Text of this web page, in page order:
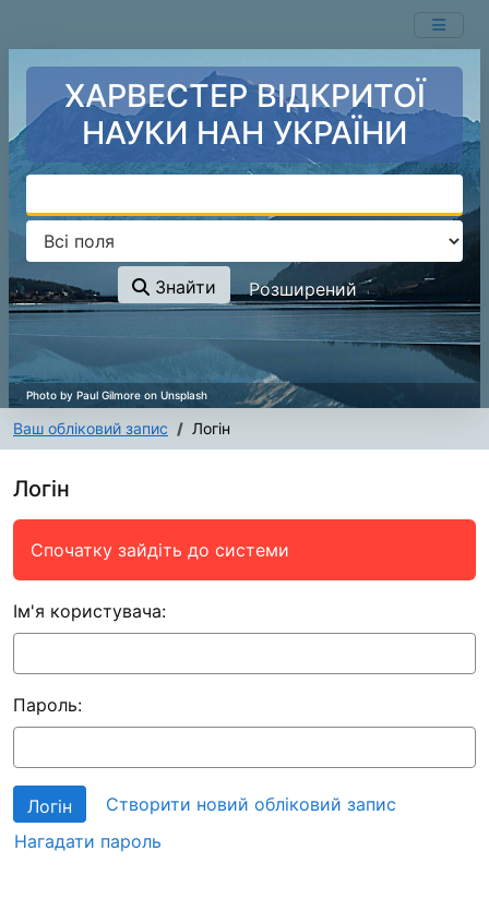
ХАРВЕСТЕР ВІДКРИТОЇ
НАУКИ НАН УКРАЇНИ
Знайти Розширений
Ваш обліковий запис Логін
Логін
Спочатку зайдіть до системи
Ім'я користувача:
Пароль:
Створити новий обліковий запис
Нагадати пароль